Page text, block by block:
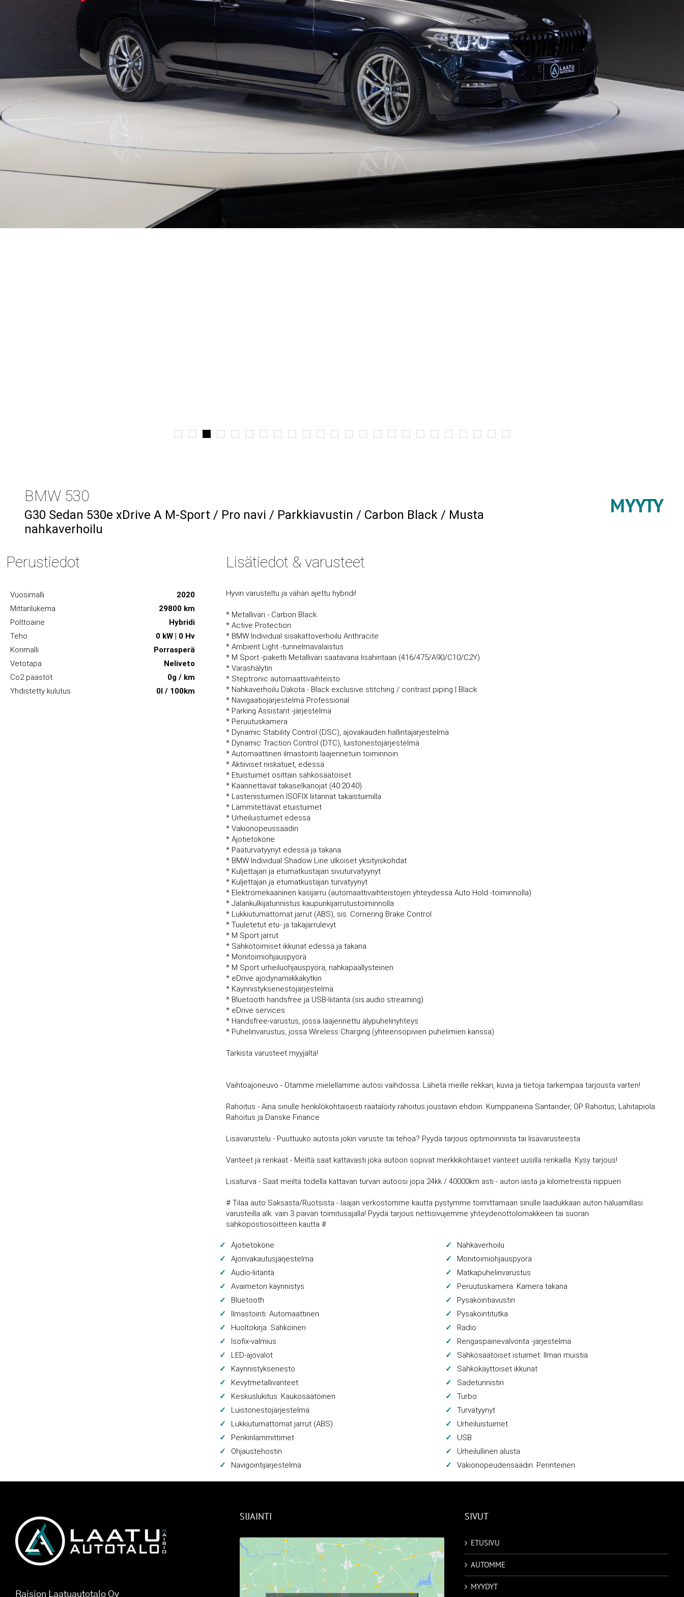
BMW 530
G30 Sedan 530e xDrive A M-Sport / Pro navi / Parkkiavustin / Carbon Black / Musta
nahkaverhoilu
MYYTY
Perustiedot
Vuosimalli
2020
Mittarilukema
29800 km
Polttoaine
Hybridi
Teho
0 kW | 0 Hv
Korimalli
Porrasperä
Vetotapa
Neliveto
Co2 päästöt
0g / km
Yhdistetty kulutus
0l / 100km
Lisätiedot & varusteet
Hyvin varusteltu ja vähän ajettu hybridi!
* Metalliväri - Carbon Black
* Active Protection
* BMW Individual sisäkattoverhoilu Anthracite
* Ambient Light -tunnelmavalaistus
* M Sport -paketti Metalliväri saatavana lisähintaan (416/475/A90/C10/C2Y)
* Varashälytin
* Steptronic automaattivaihteisto
* Nahkaverhoilu Dakota - Black exclusive stitching / contrast piping | Black
* Navigaatiojärjestelmä Professional
* Parking Assistant -järjestelmä
* Peruutuskamera
* Dynamic Stability Control (DSC), ajovakauden hallintajärjestelmä
* Dynamic Traction Control (DTC), luistonestojärjestelmä
* Automaattinen ilmastointi laajennetuin toiminnoin
* Aktiiviset niskatuet, edessä
* Etuistuimet osittain sähkösäätöiset
* Käännettävät takaselkänojat (40:20:40)
* Lastenistuimen ISOFIX liitännät takaistuimilla
* Lämmitettävät etuistuimet
* Urheiluistuimet edessä
* Vakionopeussäädin
* Ajotietokone
* Pääturvatyynyt edessä ja takana
* BMW Individual Shadow Line ulkoiset yksityiskohdat
* Kuljettajan ja etumatkustajan sivuturvatyynyt
* Kuljettajan ja etumatkustajan turvatyynyt
* Elektromekaaninen käsijarru (automaattivaihteistojen yhteydessä Auto Hold -toiminnolla)
* Jalankulkijatunnistus kaupunkijarrutustoiminnolla
* Lukkiutumattomat jarrut (ABS), sis. Cornering Brake Control
* Tuuletetut etu- ja takajarrulevyt
* M Sport jarrut
* Sähkötoimiset ikkunat edessä ja takana
* Monitoimiohjauspyörä
* M Sport urheiluohjauspyörä, nahkapäällysteinen
* eDrive ajodynamiikkakytkin
* Käynnistyksenestojärjestelmä
* Bluetooth handsfree ja USB-liitäntä (sis.audio streaming)
* eDrive services
* Handsfree-varustus, jossa laajennettu älypuhelinyhteys
* Puhelinvarustus, jossa Wireless Charging (yhteensopivien puhelimien kanssa)
Tarkista varusteet myyjältä!
Vaihtoajoneuvo - Otamme mielellämme autosi vaihdossa. Lähetä meille rekkari, kuvia ja tietoja tarkempaa tarjousta varten!
Rahoitus - Aina sinulle henkilökohtaisesti räätälöity rahoitus joustavin ehdoin. Kumppaneina Santander, OP Rahoitus, Lähitapiola
Rahoitus ja Danske Finance
Lisävarustelu - Puuttuuko autosta jokin varuste tai tehoa? Pyydä tarjous optimoinnista tai lisävarusteesta
Vanteet ja renkaat - Meiltä saat kattavasti joka autoon sopivat merkkikohtaiset vanteet uusilla renkailla. Kysy tarjous!
Lisäturva - Saat meiltä todella kattavan turvan autoosi jopa 24kk / 40000km asti - auton iästä ja kilometreistä riippuen
# Tilaa auto Saksasta/Ruotsista - laajan verkostomme kautta pystymme toimittamaan sinulle laadukkaan auton haluamillasi
varusteilla alk. vain 3 päivän toimitusajalla! Pyydä tarjous nettisivujemme yhteydenottolomakkeen tai suoran
sähköpostiosoitteen kautta #
Ajotietokone
Ajonvakautusjärjestelmä
Audio-liitäntä
Avaimeton käynnistys
Bluetooth
Ilmastointi: Automaattinen
Huoltokirja: Sähköinen
Isofix-valmius
LED-ajovalot
Käynnistyksenesto
Kevytmetallivanteet
Keskuslukitus: Kaukosäätöinen
Luistonestojärjestelmä
Lukkiutumattomat jarrut (ABS)
Penkinlämmittimet
Ohjaustehostin
Navigointijärjestelmä
Nahkaverhoilu
Monitoimiohjauspyörä
Matkapuhelinvarustus
Peruutuskamera: Kamera takana
Pysäköintiavustin
Pysäköintitutka
Radio
Rengaspainevalvonta -järjestelmä
Sähkösäätöiset istuimet: Ilman muistia
Sähkökäyttöiset ikkunat
Sadetunnistin
Turbo
Turvatyynyt
Urheiluistuimet
USB
Urheilullinen alusta
Vakionopeudensäädin: Perinteinen
Raision Laatuautotalo Oy
SIJAINTI SIVUT
ETUSIVU
AUTOMME
MYYDYT